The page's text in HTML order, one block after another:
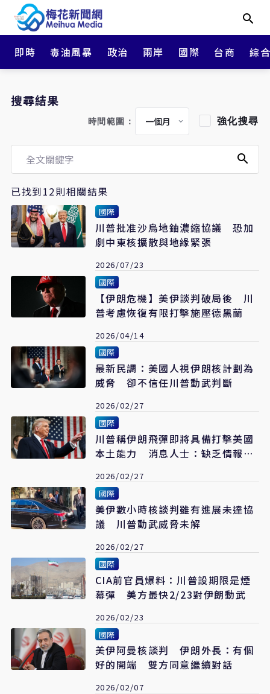
即時 毒油風暴 政治 兩岸 國際 台商 綜
搜尋結果
時間範圍： 強化搜尋
已找到12則相關結果
國際
川普批准沙烏地鈾濃縮協議 恐加
劇中東核擴散與地緣緊張
2026/07/23
國際
【伊朗危機】美伊談判破局後 川
普考慮恢復有限打擊施壓德黑蘭
2026/04/14
國際
最新民調：美國人視伊朗核計劃為
威脅 卻不信任川普動武判斷
2026/02/27
國際
川普稱伊朗飛彈即將具備打擊美國
本土能力 消息人士：缺乏情報支
2026/02/27
國際
美伊數小時核談判雖有進展未達協
議 川普動武威脅未解
2026/02/27
國際
CIA前官員爆料：川普設期限是煙
幕彈 美方最快2/23對伊朗動武
2026/02/23
國際
美伊阿曼核談判 伊朗外長：有個
好的開端 雙方同意繼續對話
2026/02/07